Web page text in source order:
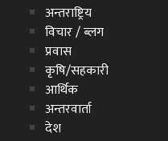
अन्तराष्ट्रिय
विचार / ब्लग
प्रवास
कृषि/सहकारी
आर्थिक
अन्तरवार्ता
देश